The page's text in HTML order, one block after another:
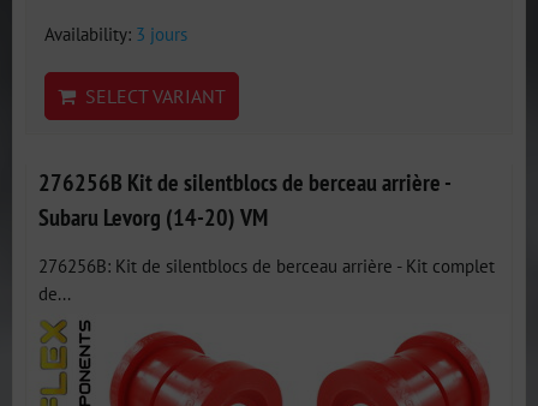
Availability: 3 jours
SELECT VARIANT
276256B Kit de silentblocs de berceau arrière -
Subaru Levorg (14-20) VM
276256B: Kit de silentblocs de berceau arrière - Kit complet
de...